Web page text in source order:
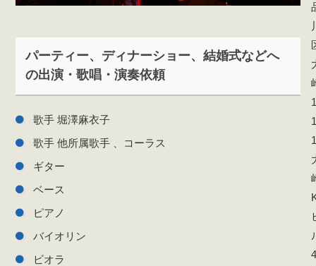
パーティー、ディナーショー、結婚式などへ
の出演・歌唱・演奏依頼
歌手 堀澤麻衣子
歌手 他所属歌手 、コーラス
ギター
ベース
ピアノ
バイオリン
ビオラ
4